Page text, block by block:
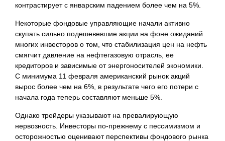
контрастирует с январским падением более чем на 5%.
Некоторые фондовые управляющие начали активно
скупать сильно подешевевшие акции на фоне ожиданий
многих инвесторов о том, что стабилизация цен на нефть
смягчит давление на нефтегазовую отрасль, ее
кредиторов и зависимые от энергоносителей экономики.
С минимума 11 февраля американский рынок акций
вырос более чем на 6%, в результате чего его потери с
начала года теперь составляют меньше 5%.
Однако трейдеры указывают на превалирующую
нервозность. Инвесторы по-прежнему с пессимизмом и
осторожностью оценивают перспективы фондового рынка